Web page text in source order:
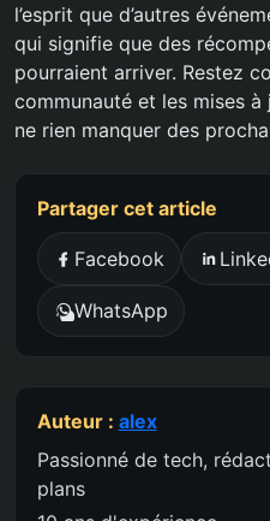
l’esprit que d’autres
qui signifie que des
pourraient arriver. Restez
communauté et les mises
ne rien manquer des
Partager cet article
Facebook
WhatsApp
Auteur : alex
Passionné de tech,
plans